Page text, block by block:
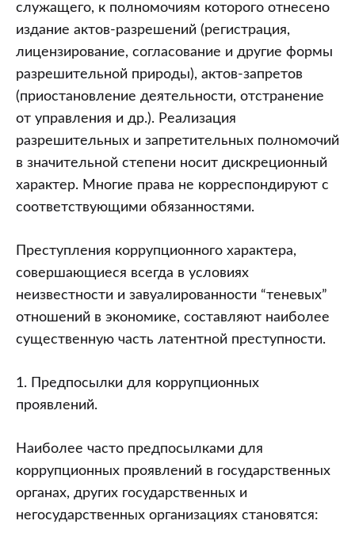
служащего, к полномочиям которого отнесено
издание актов-разрешений (регистрация,
лицензирование, согласование и другие формы
разрешительной природы), актов-запретов
(приостановление деятельности, отстранение
от управления и др.). Реализация
разрешительных и запретительных полномочий
в значительной степени носит дискреционный
характер. Многие права не корреспондируют с
соответствующими обязанностями.
Преступления коррупционного характера,
совершающиеся всегда в условиях
неизвестности и завуалированности “теневых”
отношений в экономике, составляют наиболее
существенную часть латентной преступности.
1. Предпосылки для коррупционных
проявлений.
Наиболее часто предпосылками для
коррупционных проявлений в государственных
органах, других государственных и
негосударственных организациях становятся: